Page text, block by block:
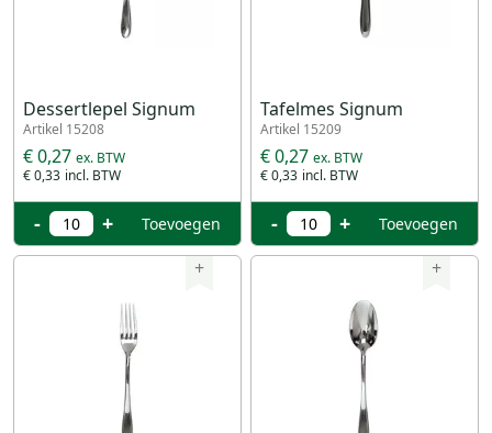
Dessertlepel Signum
Artikel 15208
€ 0,33
€ 0,27
- + Toevoegen
Tafelmes Signum
Artikel 15209
€ 0,33
€ 0,27
- + Toevoegen
+ +